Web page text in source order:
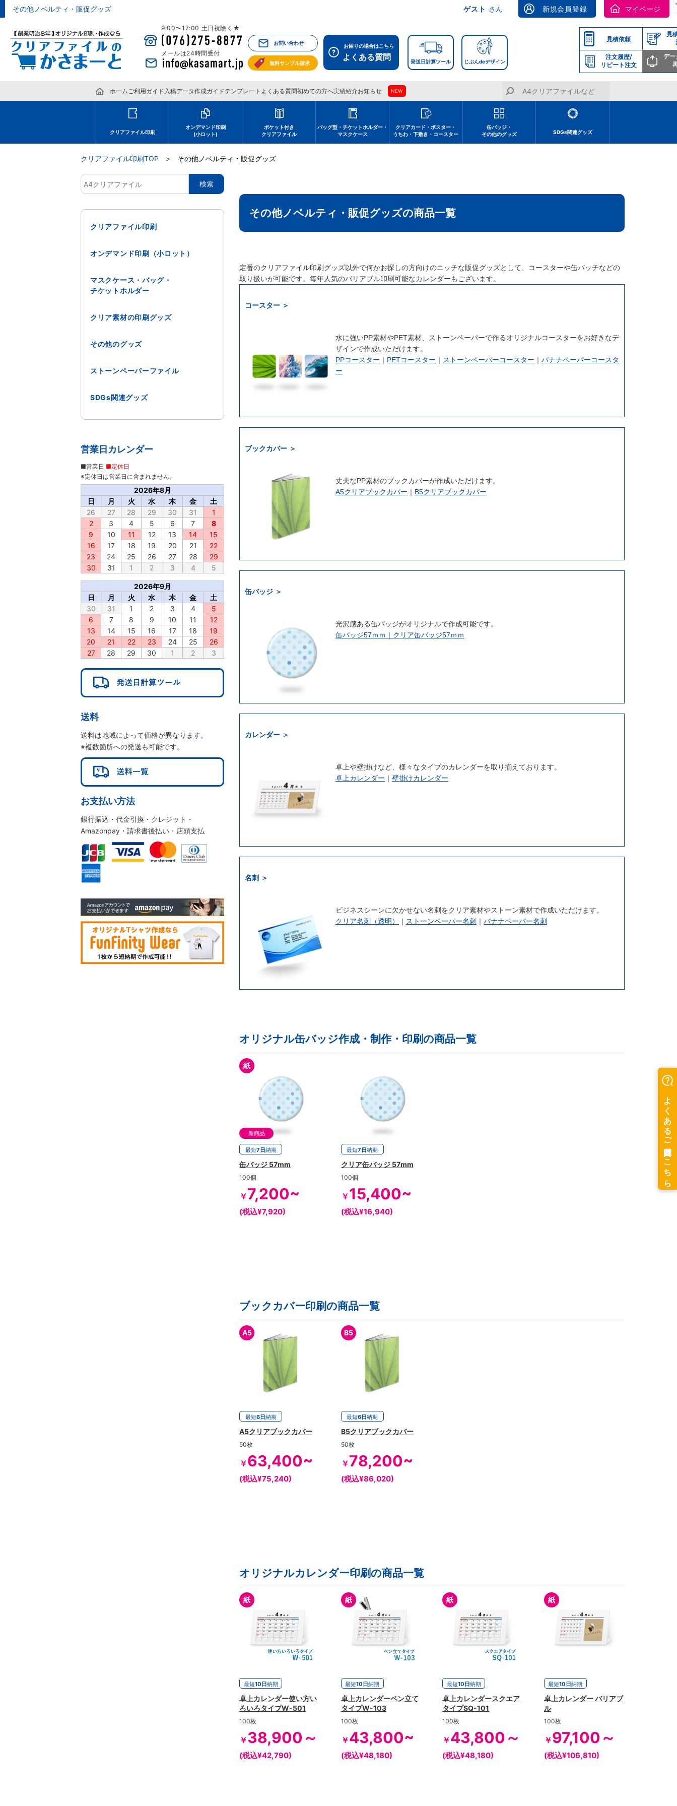
その他ノベルティ・販促グッズ ゲスト さん 新規会員登録 マイページ
9:00〜17:00 土日祝除く★
メールは24時間受付
お問い合わせ
無料サンプル請求
お困りの場合はこちら
よくある質問 発送日計算ツール じぶんdeデザイン
見積依頼
見
注文履歴/
リピート注文
デー
ホーム ご利用ガイド 入稿データ作成ガイドテンプレート よくある質問初めての方へ実績紹介お知らせ NEW
クリアファイル印刷
オンデマンド印刷
(小ロット)
ポケット付き
クリアファイル
バッグ型・チケットホルダー・
マスクケース
クリアカード・ポスター・
うちわ・下敷き・コースター
缶バッジ・
その他のグッズ
SDGs関連グッズ
クリアファイル印刷TOP その他ノベルティ・販促グッズ
その他ノベルティ・販促グッズの商品一覧
定番のクリアファイル印刷グッズ以外で何かお探しの方向けのニッチな販促グッズとして、コースターや缶バッチなどの
取り扱いが可能です。毎年人気のバリアブル印刷可能なカレンダーもございます。
コースター ＞
水に強いPP素材やPET素材、ストーンペーパーで作るオリジナルコースターをお好きなデ
ザインで作成いただけます。
PPコースター ｜ PETコースター ｜ ストーンペーパーコースター ｜ バナナペーパーコースタ
ー
ブックカバー ＞
丈夫なPP素材のブックカバーが作成いただけます。
A5クリアブックカバー ｜ B5クリアブックカバー
缶バッジ ＞
光沢感ある缶バッジがオリジナルで作成可能です。
缶バッジ57ｍｍ｜ クリア缶バッジ57ｍｍ
カレンダー ＞
卓上や壁掛けなど、様々なタイプのカレンダーを取り揃えております。
卓上カレンダー ｜ 壁掛けカレンダー
名刺 ＞
ビジネスシーンに欠かせない名刺をクリア素材やストーン素材で作成いただけます。
クリア名刺（透明）
｜ ストーンペーパー名刺 ｜ バナナペーパー名刺
オリジナル缶バッジ作成・制作・印刷の商品一覧
紙
新商品
最短7日納期
缶バッジ 57mm
100個
￥7,200~
(税込¥7,920)
最短7日納期
クリア缶バッジ 57mm
100個
￥15,400~
(税込¥16,940)
ブックカバー印刷の商品一覧
A5
最短6日納期
A5クリアブックカバー
50枚
￥63,400~
(税込¥75,240)
B5
最短6日納期
B5クリアブックカバー
50枚
￥78,200~
(税込¥86,020)
オリジナルカレンダー印刷の商品一覧
紙
最短10日納期
卓上カレンダー使い方い
ろいろタイプW-501
100枚
￥38,900～
(税込¥42,790)
紙
最短10日納期
卓上カレンダーペン立て
タイプW-103
100枚
￥43,800~
(税込¥48,180)
紙
最短10日納期
卓上カレンダースクエア
タイプSQ-101
100枚
￥43,800～
(税込¥48,180)
紙
最短10日納期
卓上カレンダー バリアブ
ル
100枚
￥97,100～
(税込¥106,810)
クリアファイル印刷
オンデマンド印刷（小ロット）
マスクケース・バッグ・
チケットホルダー
クリア素材の印刷グッズ
その他のグッズ
ストーンペーパーファイル
SDGs関連グッズ
営業日カレンダー
2026年8月
日
月 火 水 木 金
土
26
27 28 29 30 31
1
2
3 4 5 6 7
8
9
10 11 12 13 14
15
16
17 18 19 20 21
22
23
24 25 26 27 28
29
30
31 1 2 3 4 5
2026年9月
日
月 火 水 木 金
土
30
31 1 2 3 4
5
6
7 8 9 10 11
12
13
14 15 16 17 18
19
20
21 22 23 24 25
26
27
28 29 30 1 2 3
■営業日 ■定休日
※定休日は営業日に含まれません。
送料
送料は地域によって価格が異なります。
※複数箇所への発送も可能です。
お支払い方法
銀行振込・代金引換・クレジット・
Amazonpay・請求書後払い・店頭支払